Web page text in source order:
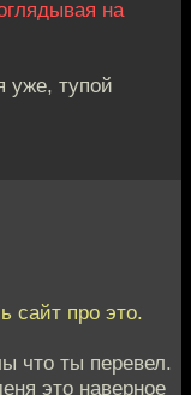
на
уже, тупой
сайт про это.
что ты перевел.
это наверное